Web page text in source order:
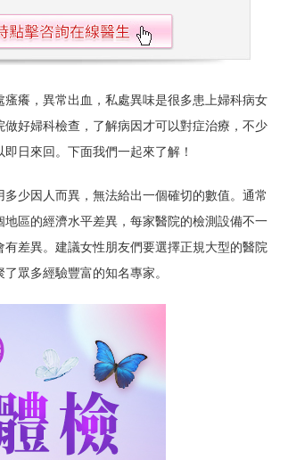
癢，異常出血，私處異味是很多患上婦科病女
好婦科檢查，了解病因才可以對症治療，不少
日來回。下面我們一起來了解！
少因人而異，無法給出一個確切的數值。通常
區的經濟水平差異，每家醫院的檢測設備不一
差異。建議女性朋友們要選擇正規大型的醫院
眾多經驗豐富的知名專家。